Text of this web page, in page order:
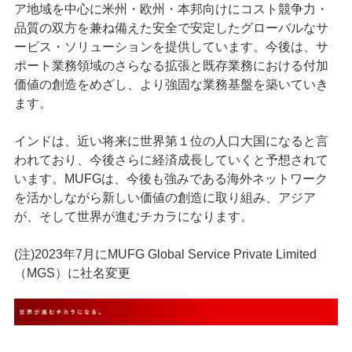
ア地域を中心に米州・欧州・本邦向けにコスト競争力・
品質の双方を兼ね備えた安全で安定したグローバルなサ
ービス・ソリューションを提供しています。今後は、サ
ポート業務領域のさらなる拡張と既存業務における付加
価値の創造をめざし、より強固な業務基盤を築いていき
ます。
インドは、近い将来に世界第１位の⼈⼝⼤国になると⾔
われており、今後さらに経済成⻑していくと予想されて
います。MUFGは、今後も強みである海外ネットワーク
を活かしながら新しい価値の創造に取り組み、アジア
が、そして世界が進むチカラになります。
(注)2023年7月にMUFG Global Service Private Limited
（MGS）に社名変更